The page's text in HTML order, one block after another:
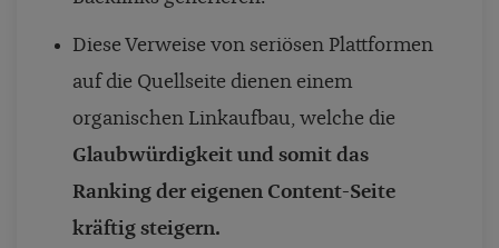
Diese Verweise von seriösen Plattformen
auf die Quellseite dienen einem
organischen Linkaufbau, welche die
Glaubwürdigkeit und somit das
Ranking der eigenen Content-Seite
kräftig steigern.